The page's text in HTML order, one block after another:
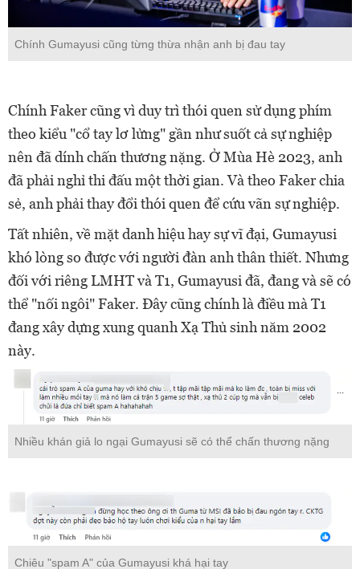
Chính Gumayusi cũng từng thừa nhận anh bị đau tay
Chính Faker cũng vì duy trì thói quen sử dụng phím
theo kiểu "cổ tay lơ lửng" gần như suốt cả sự nghiệp
nên đã dính chấn thương nặng. Ở Mùa Hè 2023, anh
đã phải nghỉ thi đấu một thời gian. Và theo Faker chia
sẻ, anh phải thay đổi thói quen để cứu vãn sự nghiệp.
Tất nhiên, về mặt danh hiệu hay sự vĩ đại, Gumayusi
khó lòng so được với người đàn anh thân thiết. Nhưng
đối với riêng LMHT và T1, Gumayusi đã, đang và sẽ có
thể "nối ngôi" Faker. Đây cũng chính là điều mà T1
đang xây dựng xung quanh Xạ Thủ sinh năm 2002
này.
Nhiều khán giả lo ngại Gumayusi sẽ có thể chấn thương nặng
Chiêu "spam A" của Gumayusi khá hại tay